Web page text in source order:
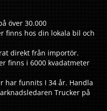
över 30.000
finns hos din lokala bil och
direkt från importör.
finns i 6000 kvadatmeter
har funnits I 34 år. Handla
Trucker på